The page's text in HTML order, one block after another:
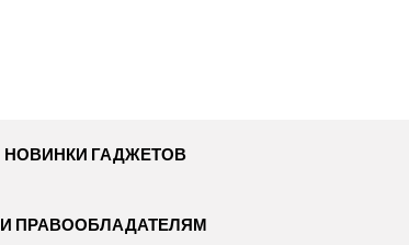
НОВИНКИ ГАДЖЕТОВ
ПРАВООБЛАДАТЕЛЯМ